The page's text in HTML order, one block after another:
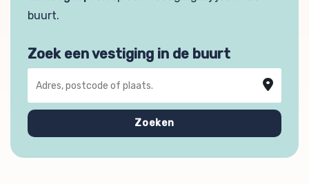
buurt.
Zoek een vestiging in de buurt
Zoeken